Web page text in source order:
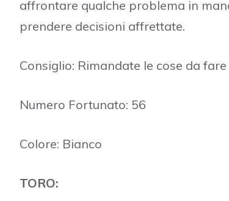
affrontare qualche problema in
prendere decisioni affrettate.
Consiglio: Rimandate le cose da fare
Numero Fortunato: 56
Colore: Bianco
TORO: